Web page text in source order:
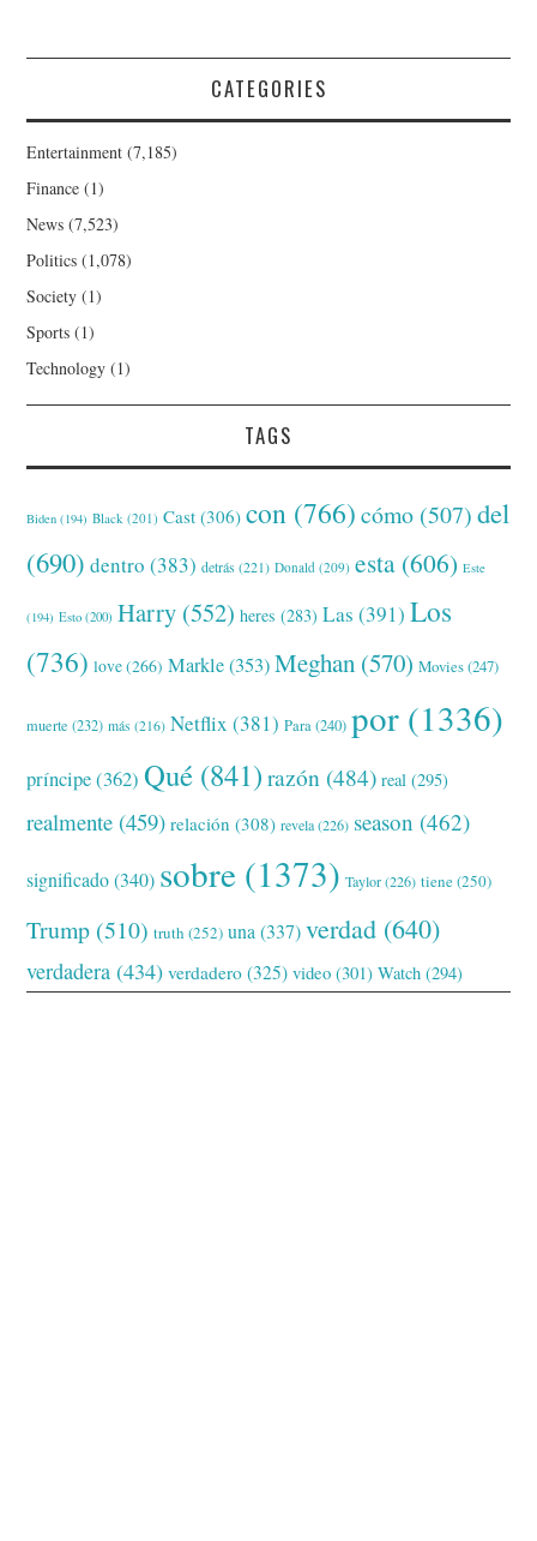
CATEGORIES
Entertainment (7,185)
Finance (1)
News (7,523)
Politics (1,078)
Society (1)
Sports (1)
Technology (1)
TAGS
Biden (194) Black (201) Cast (306) con (766) cómo (507) del
(690) dentro (383) detrás (221) Donald (209) esta (606) Este
(194) Esto (200) Harry (552) heres (283) Las (391) Los
(736) love(266) Markle(353) Meghan (570) Movies(247)
muerte (232) más (216) Netflix (381) Para(240) por (1336)
príncipe(362) Qué (841) razón (484) real (295)
realmente (459) relación (308) revela(226) season (462)
significado(340) sobre (1373) Taylor(226) tiene(250)
Trump (510) truth (252) una (337) verdad (640)
verdadera (434) verdadero (325) video (301) Watch (294)